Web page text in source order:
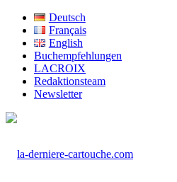
Deutsch
Français
English
Buchempfehlungen
LACROIX
Redaktionsteam
Newsletter